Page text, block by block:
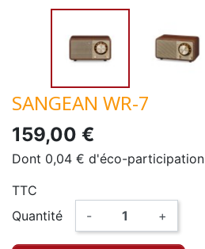
SANGEAN WR-7
159,00 €
Dont 0,04 € d'éco-participation
TTC
Quantité
- +